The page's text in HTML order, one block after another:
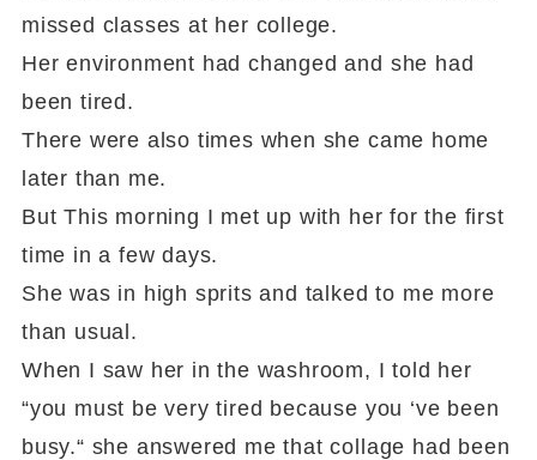
missed classes at her college.
Her environment had changed and she had
been tired.
There were also times when she came home
later than me.
But This morning I met up with her for the first
time in a few days.
She was in high sprits and talked to me more
than usual.
When I saw her in the washroom, I told her
“you must be very tired because you ‘ve been
busy.“ she answered me that collage had been